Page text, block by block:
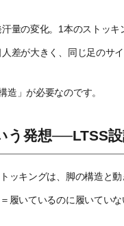
量の変化。1本のストッキ
差が大きく、同じ足のサ
」が必要なのです。
いう発想──LTSS
ッキングは、脚の構造と動
履いているのに履いてい